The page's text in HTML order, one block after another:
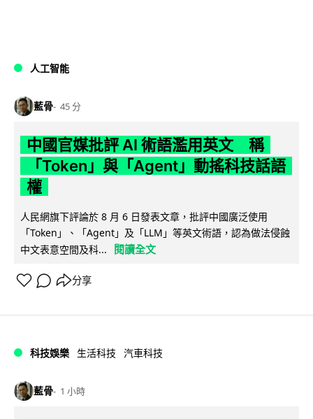
人工智能
藍骨 45 分
中國官媒批評 AI 術語濫用英文 稱
「Token」與「Agent」動搖科技話語
權
人民網旗下評論於 8 月 6 日發表文章，批評中國廣泛使用
「Token」、「Agent」及「LLM」等英文術語，認為做法侵蝕
中文表意空間及科...
閱讀全文
分享
科技娛樂 生活科技 汽車科技
藍骨 1 小時